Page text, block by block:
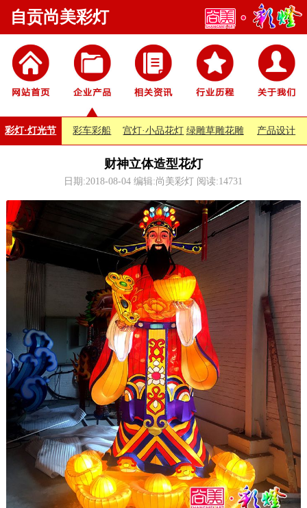
自贡尚美彩灯
彩灯·灯光节 彩车彩船 宫灯·小品花灯 绿雕草雕花雕 产品设计
财神立体造型花灯
日期:2018-08-04 编辑:尚美彩灯 阅读:14731